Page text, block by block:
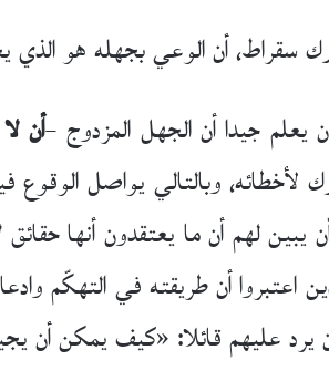
سقراط، أن الوعي بجهله هو
يعلم جيدا أن الجهل المزدوج –أن
لأخطائه، وبالتالي يواصل الوقوع
يبين لهم أن ما يعتقدون أنها
اعتبروا أن طريقته في التهكّم
عليهم قائلا: «كيف يمكن أن